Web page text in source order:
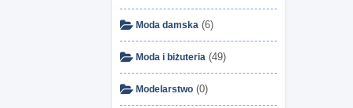
Moda damska (6)
Moda i biżuteria (49)
Modelarstwo (0)